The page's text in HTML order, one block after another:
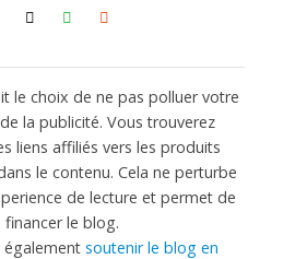
le choix de ne pas polluer votre
la publicité. Vous trouverez
liens affiliés vers les produits
le contenu. Cela ne perturbe
de lecture et permet de
financer le blog.
également soutenir le blog en